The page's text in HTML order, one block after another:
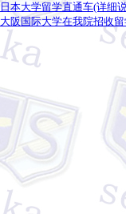
日本大学留学直通车(详细
大阪国际大学在我院招收